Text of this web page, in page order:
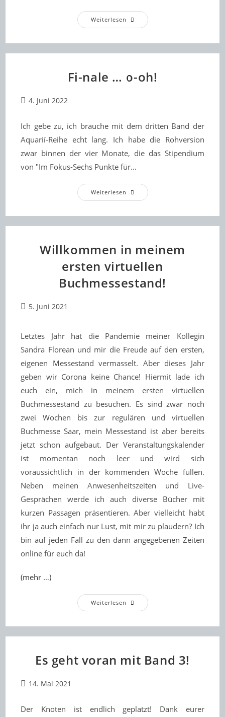
Weiterlesen CU
In
Fi-nale … o-oh!
Beitrag
4. Juni 2022
Ich gebe zu, ich brauche mit dem dritten Band der
Aquarií-Reihe echt lang. Ich habe die Rohversion
zwar binnen der vier Monate, die das Stipendium
von "Im Fokus-Sechs Punkte für…
Weiterlesen Fi-
Nale
Willkommen in meinem
ersten virtuellen
Buchmessestand!
Beitrag
5. Juni 2021
Letztes Jahr hat die Pandemie meiner Kollegin
Sandra Florean und mir die Freude auf den ersten,
eigenen Messestand vermasselt. Aber dieses Jahr
geben wir Corona keine Chance! Hiermit lade ich
euch ein, mich in meinem ersten virtuellen
Buchmessestand zu besuchen. Es sind zwar noch
zwei Wochen bis zur regulären und virtuellen
Buchmesse Saar, mein Messestand ist aber bereits
jetzt schon aufgebaut. Der Veranstaltungskalender
ist momentan noch leer und wird sich
voraussichtlich in der kommenden Woche füllen.
Neben meinen Anwesenheitszeiten und Live-
Gesprächen werde ich auch diverse Bücher mit
kurzen Passagen präsentieren. Aber vielleicht habt
ihr ja auch einfach nur Lust, mit mir zu plaudern? Ich
bin auf jeden Fall zu den dann angegebenen Zeiten
online für euch da!
(mehr …)
Weiterlesen Willkommen
In
Buchmessestand!
Es geht voran mit Band 3!
Beitrag
14. Mai 2021
Der Knoten ist endlich geplatzt! Dank eurer